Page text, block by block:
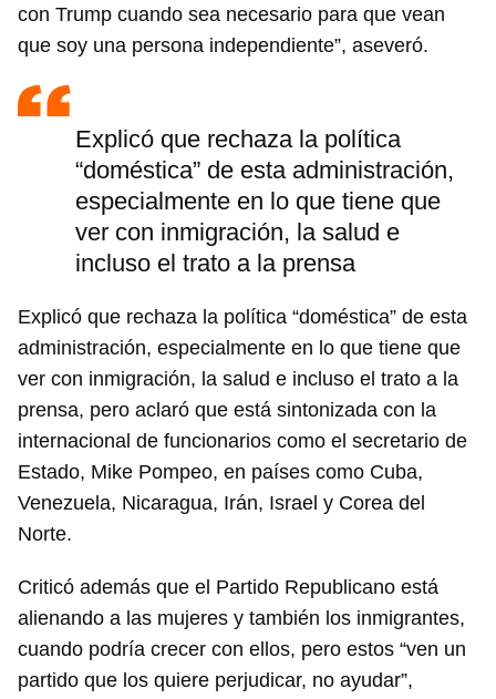
con Trump cuando sea necesario para que vean
que soy una persona independiente”, aseveró.
Explicó que rechaza la política
“doméstica” de esta administración,
especialmente en lo que tiene que
ver con inmigración, la salud e
incluso el trato a la prensa
Explicó que rechaza la política “doméstica” de esta
administración, especialmente en lo que tiene que
ver con inmigración, la salud e incluso el trato a la
prensa, pero aclaró que está sintonizada con la
internacional de funcionarios como el secretario de
Estado, Mike Pompeo, en países como Cuba,
Venezuela, Nicaragua, Irán, Israel y Corea del
Norte.
Criticó además que el Partido Republicano está
alienando a las mujeres y también los inmigrantes,
cuando podría crecer con ellos, pero estos “ven un
partido que los quiere perjudicar, no ayudar”,